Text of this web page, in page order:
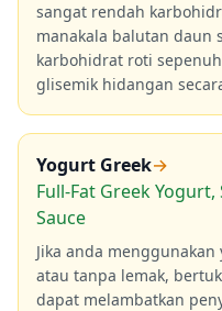
sangat rendah
manakala balutan daun
karbohidrat roti
glisemik hidangan
Yogurt Greek→
Full-Fat Greek
Sauce
Jika anda
atau tanpa lemak,
dapat melambatkan